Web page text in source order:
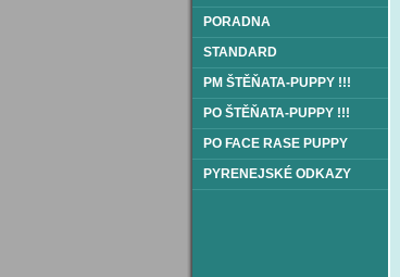
PORADNA
STANDARD
PM ŠTĚŇATA-PUPPY !!!
PO ŠTĚŇATA-PUPPY !!!
PO FACE RASE PUPPY
PYRENEJSKÉ ODKAZY